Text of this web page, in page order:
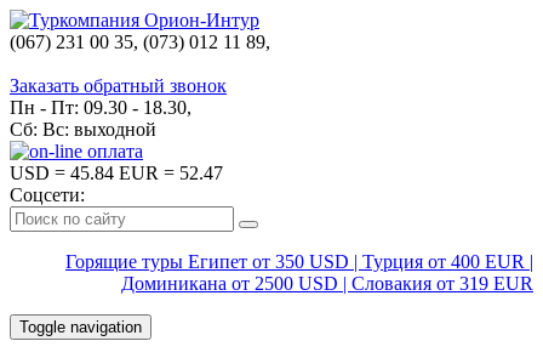
(067) 231 00 35, (073) 012 11 89,
Заказать обратный звонок
Пн - Пт: 09.30 - 18.30,
Сб: Вс: выходной
USD = 45.84 EUR = 52.47
Соцсети:
Горящие туры Египет от 350 USD | Турция от 400 EUR |
Доминикана от 2500 USD | Словакия от 319 EUR
Toggle navigation